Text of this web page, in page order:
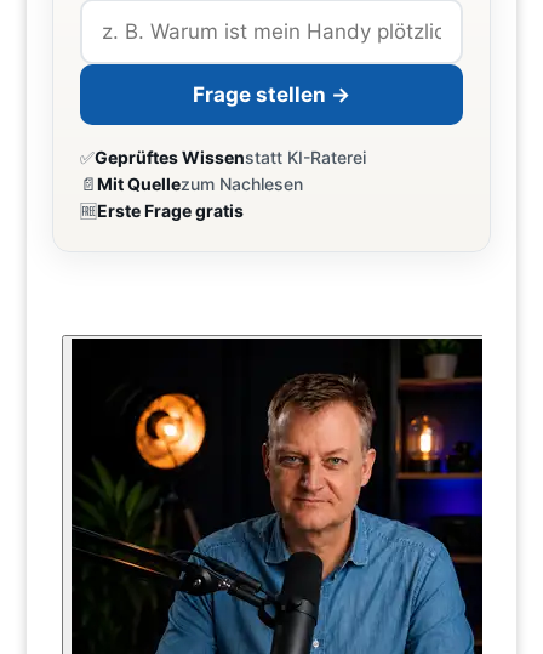
Frage stellen →
✅Geprüftes Wissenstatt KI-Raterei
📄Mit Quellezum Nachlesen
🆓Erste Frage gratis